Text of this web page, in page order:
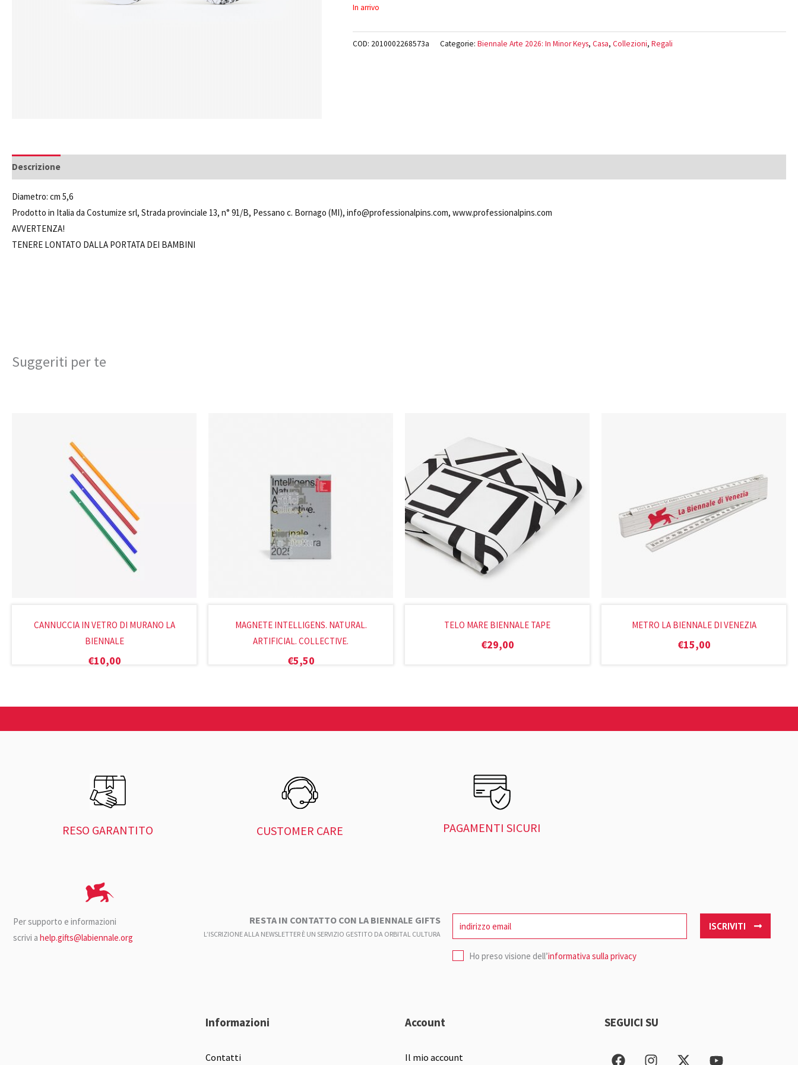
In arrivo
COD: 2010002268573a Categorie: Biennale Arte 2026: In Minor Keys, Casa, Collezioni, Regali
Descrizione
Diametro: cm 5,6
Prodotto in Italia da Costumize srl, Strada provinciale 13, n° 91/B, Pessano c. Bornago (MI), info@professionalpins.com, www.professionalpins.com
AVVERTENZA!
TENERE LONTATO DALLA PORTATA DEI BAMBINI
Suggeriti per te
CANNUCCIA IN VETRO DI MURANO LA
BIENNALE
€10,00
MAGNETE INTELLIGENS. NATURAL.
ARTIFICIAL. COLLECTIVE.
€5,50
TELO MARE BIENNALE TAPE
€29,00
METRO LA BIENNALE DI VENEZIA
€15,00
RESO GARANTITO CUSTOMER CARE PAGAMENTI SICURI
Per supporto e informazioni
scrivi a help.gifts@labiennale.org
RESTA IN CONTATTO CON LA BIENNALE GIFTS
L’ISCRIZIONE ALLA NEWSLETTER È UN SERVIZIO GESTITO DA ORBITAL CULTURA
ISCRIVITI
Ho preso visione dell’informativa sulla privacy
Informazioni
Contatti
Account
Il mio account
SEGUICI SU
F I X Y